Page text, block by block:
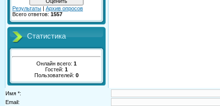
Результаты | Архив опросов
Всего ответов: 1557
Статистика
Онлайн всего: 1
Гостей: 1
Пользователей: 0
Имя *:
Email: